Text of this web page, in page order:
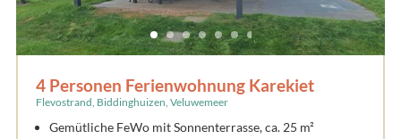
4 Personen Ferienwohnung Karekiet
Flevostrand, Biddinghuizen, Veluwemeer
Gemütliche FeWo mit Sonnenterrasse, ca. 25 m²